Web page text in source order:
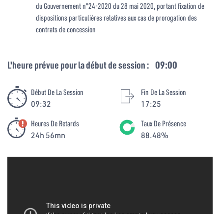
du Gouvernement n°24-2020 du 28 mai 2020, portant fixation de
dispositions particulières relatives aux cas de prorogation des
contrats de concession
L'heure prévue pour la début de session : 09:00
Début De La Session
09:32
Fin De La Session
17:25
Heures De Retards
24h 56mn
Taux De Présence
88.48%